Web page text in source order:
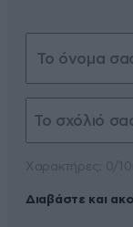
Διαβάστε και